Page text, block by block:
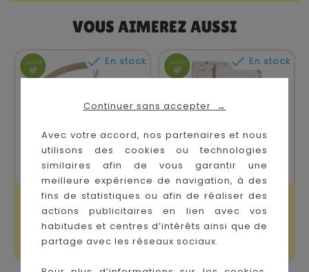
Continuer sans accepter →
Avec votre accord, nos partenaires et nous
utilisons des cookies ou technologies
similaires afin de vous garantir une
meilleure expérience de navigation, à des
fins de statistiques ou afin de réaliser des
actions publicitaires en lien avec vos
habitudes et centres d’intérêts ainsi que de
partage avec les réseaux sociaux.
VOUS AIMEREZ AUSSI
 En stock
Mobile Musical En
Bois Rose Et Lili
Prix
79,90 €
 En stock
Protège Carnet De
Santé Rose Et Lili
Prix
21,90 €